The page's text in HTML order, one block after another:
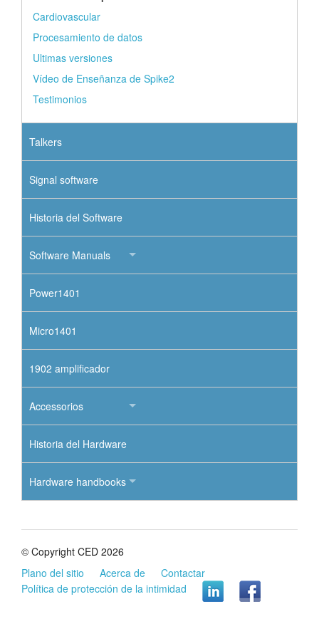
Cardiovascular
Procesamiento de datos
Ultimas versiones
Vídeo de Enseñanza de Spike2
Testimonios
Talkers
Signal software
Historia del Software
Software Manuals
Power1401
Micro1401
1902 amplificador
Accessorios
Historia del Hardware
Hardware handbooks
© Copyright CED 2026
Plano del sitio
Acerca de
Contactar
Política de protección de la intimidad